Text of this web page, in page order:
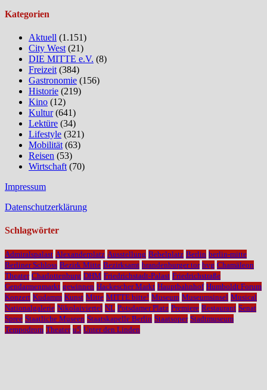
Kategorien
Aktuell (1.151)
City West (21)
DIE MITTE e.V. (8)
Freizeit (384)
Gastronomie (156)
Historie (219)
Kino (12)
Kultur(641)
Lektüre (34)
Lifestyle (321)
Mobilität (63)
Reisen (53)
Wirtschaft (70)
Impressum
Datenschutzerklärung
Schlagwörter
Admiralspalast Alexanderplatz Ausstellung Bebelplatz Berlin berlin-mitte
Berliner Schloss Bezirk Mitte Bezirksamt brandenburger tor bvg Chamäleon
Theater Charlottenburg DHM Friedrichstadt-Palast Friedrichstraße
Gendarmenmarkt gewinnen Hackescher Markt Hauptbahnhof Humboldt Forum
Konzert Kudamm Kunst Mitte MITTE bitte! Museum Museumsinsel Musical
Nationalgalerie Nikolaiviertel NL Potsdamer Platz Premiere Restaurant Senat
Spree Staatliche Museen Staatskapelle Berlin Staatsoper Stadtmuseum
Tempodrom Theater u5 Unter den Linden